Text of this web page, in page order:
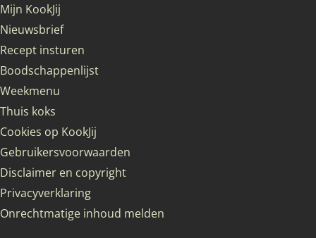
Mijn KookJij
Nieuwsbrief
Recept insturen
Boodschappenlijst
Weekmenu
Thuis koks
Cookies op KookJij
Gebruikersvoorwaarden
Disclaimer en copyright
Privacyverklaring
Onrechtmatige inhoud melden